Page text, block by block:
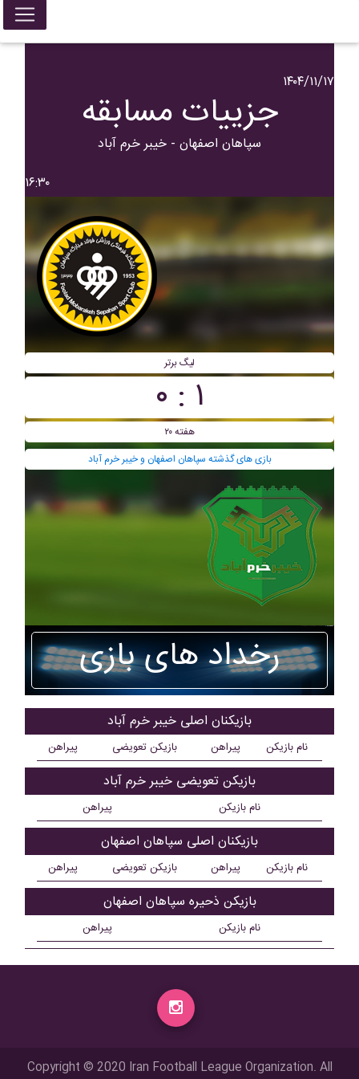
۱۴۰۴/۱۱/۱۷
جزییات مسابقه
سپاهان اصفهان - خيبر خرم آباد
۱۶:۳۰
لیگ برتر
۱ : ۰
هفته ۲۰
بازی های گذشته سپاهان اصفهان و خيبر خرم آباد
رخداد های بازی
بازیکنان اصلی خيبر خرم آباد
نام بازیکن پیراهن بازیکن تعویضی پیراهن
بازیکن تعویضی خيبر خرم آباد
نام بازیکن پیراهن
بازیکنان اصلی سپاهان اصفهان
نام بازیکن پیراهن بازیکن تعویضی پیراهن
بازیکن ذحیره سپاهان اصفهان
نام بازیکن پیراهن
Copyright © 2020 Iran Football League Organization. All